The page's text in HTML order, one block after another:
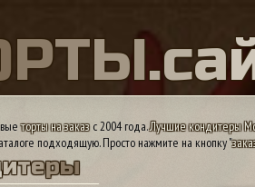
РТЫ.са
торты на заказс 2004 года.Лучшие кондитеры
подходящую. Просто нажмите на кнопку "
итеры